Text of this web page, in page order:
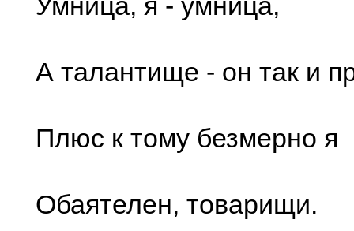
А талантище - он так и
Плюс к тому безмерно я
Обаятелен, товарищи.